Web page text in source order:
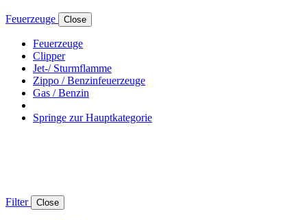
Feuerzeuge Close
Feuerzeuge
Clipper
Jet-/ Sturmflamme
Zippo / Benzinfeuerzeuge
Gas / Benzin
Springe zur Hauptkategorie
Filter Close